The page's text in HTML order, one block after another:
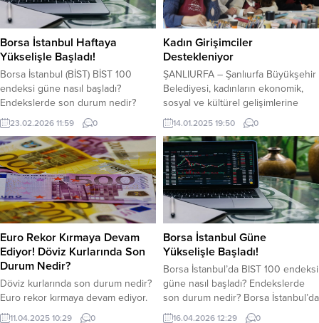
Borsa İstanbul Haftaya
Yükselişle Başladı!
Borsa İstanbul (BİST) BİST 100
endeksi güne nasıl başladı?
Endekslerde son durum nedir?
Borsa İstanbul BİST 100 endeksi,
haftanın ilk işlem gününe yükselişle
başladı. BİST 100 endeksi yeni
güne yüzde 1.13 artış sağlayarak
14.092,16 puandan başladı. BİST
100 endeksi, cuma günü kapanışı
13.934,06 puandan yaptı. BİST 100
endeksi, pazartesi günü...
23.02.2026 11:59 0
Kadın Girişimciler
Destekleniyor
ŞANLIURFA – Şanlıurfa Büyükşehir
Belediyesi, kadınların ekonomik,
sosyal ve kültürel gelişimlerine
katkı sağlamak amacıyla
düzenlediği sanat ve el sanatları
kurslarıyla hem geleneksel
sanatları yaşatıyor hem de
kadınlara meslek kazandırıyor.
Kadın ve Aile Hizmetleri Daire
Başkanlığı öncülüğünde
gerçekleştirilen bu çalışmalar, 11
Nisan Kadın Kültür ve Eğitim
Merkezi’nde hayata geçiriliyor. Deri
işlemeciliği,...
14.01.2025 19:50 0
Euro Rekor Kırmaya Devam
Ediyor! Döviz Kurlarında Son
Durum Nedir?
Döviz kurlarında son durum nedir?
Euro rekor kırmaya devam ediyor.
İşte detaylar… ABD Başkanı Donald
11.04.2025 10:29 0
Borsa İstanbul Güne
Yükselişle Başladı!
Borsa İstanbul’da BIST 100 endeksi
güne nasıl başladı? Endekslerde
son durum nedir? Borsa İstanbul’da
BIST 100 endeksi, güne yükselişle
16.04.2026 12:29 0